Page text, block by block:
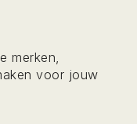
merken,
voor jouw